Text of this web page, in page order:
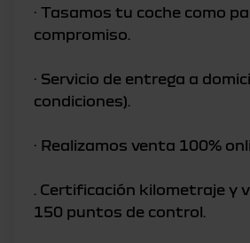
· Tasamos tu coche como
compromiso.
· Servicio de entrega a
condiciones).
· Realizamos venta 100%
. Certificación kilometraje y
150 puntos de control.